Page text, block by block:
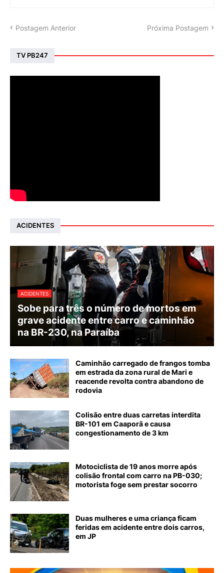
Postagem Anterior Próxima Postagem
TV PB247
ACIDENTES
ACIDENTES
Sobe para três o número de mortos em
grave acidente entre carro e caminhão
na BR-230, na Paraíba
Caminhão carregado de frangos tomba
em estrada da zona rural de Mari e
reacende revolta contra abandono de
rodovia
Colisão entre duas carretas interdita
BR-101 em Caaporã e causa
congestionamento de 3 km
Motociclista de 19 anos morre após
colisão frontal com carro na PB-030;
motorista foge sem prestar socorro
Duas mulheres e uma criança ficam
feridas em acidente entre dois carros,
em JP